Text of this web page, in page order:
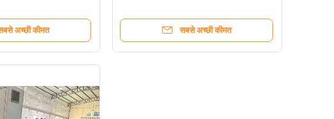
अच्छी कीमत सबसे अच्छी कीमत